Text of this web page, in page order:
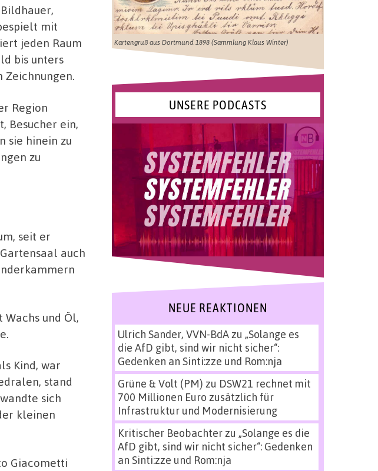
mit
jeden Raum
bis unters
Region
Besucher ein,
sie hinein zu
zu
seit er
auch
und Öl,
Kind, war
stand
sich
kleinen
Giacometti
Kartengruß aus Dortmund 1898 (Sammlung Klaus Winter)
UNSERE PODCASTS
NEUE REAKTIONEN
Ulrich Sander, VVN-BdAzu „Solange es
die AfD gibt, sind wir nicht sicher“:
Gedenken an Sinti:zze und Rom:nja
Grüne & Volt (PM) zu DSW21 rechnet mit
700 Millionen Euro zusätzlich für
Infrastruktur und Modernisierung
Kritischer Beobachterzu „Solange es die
AfD gibt, sind wir nicht sicher“: Gedenken
an Sinti:zze und Rom:nja